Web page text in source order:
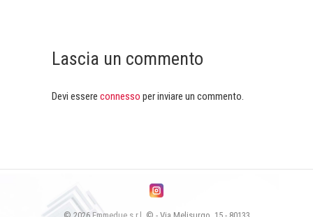
Lascia un commento
Devi essere connesso per inviare un commento.